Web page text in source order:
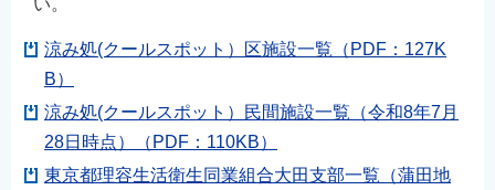
い。
涼み処(クールスポット）区施設一覧（PDF：127K
B）
涼み処(クールスポット）民間施設一覧（令和8年7月
28日時点）（PDF：110KB）
東京都理容生活衛生同業組合大田支部一覧（蒲田地